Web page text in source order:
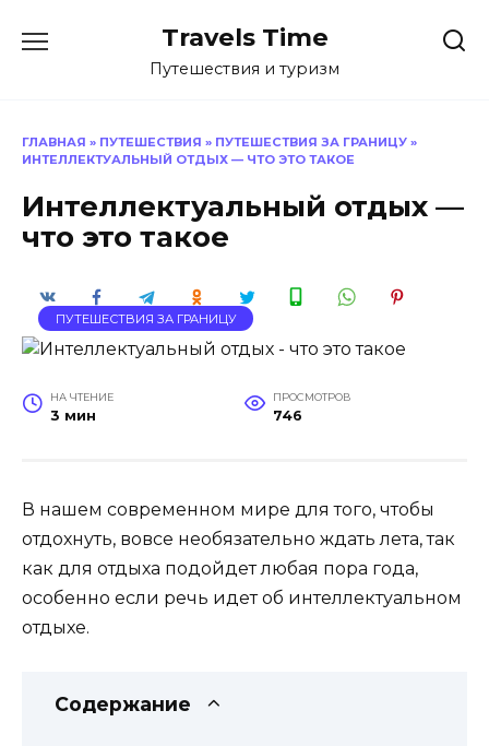
Travels Time
Путешествия и туризм
ГЛАВНАЯ » ПУТЕШЕСТВИЯ » ПУТЕШЕСТВИЯ ЗА ГРАНИЦУ »
ИНТЕЛЛЕКТУАЛЬНЫЙ ОТДЫХ — ЧТО ЭТО ТАКОЕ
Интеллектуальный отдых —
что это такое
ПУТЕШЕСТВИЯ ЗА ГРАНИЦУ
НА ЧТЕНИЕ
3 мин
ПРОСМОТРОВ
746
В нашем современном мире для того, чтобы
отдохнуть, вовсе необязательно ждать лета, так
как для отдыха подойдет любая пора года,
особенно если речь идет об интеллектуальном
отдыхе.
Содержание